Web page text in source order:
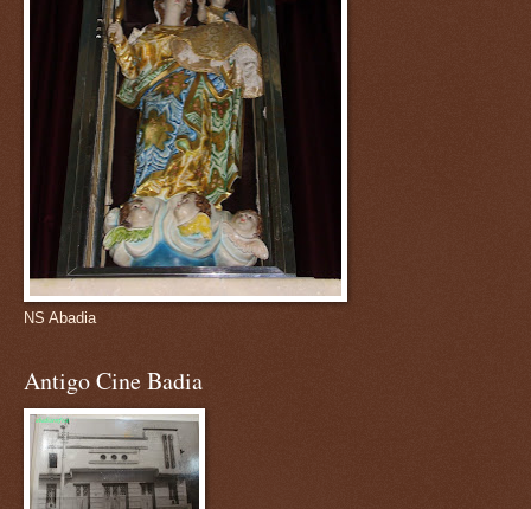
NS Abadia
Antigo Cine Badia